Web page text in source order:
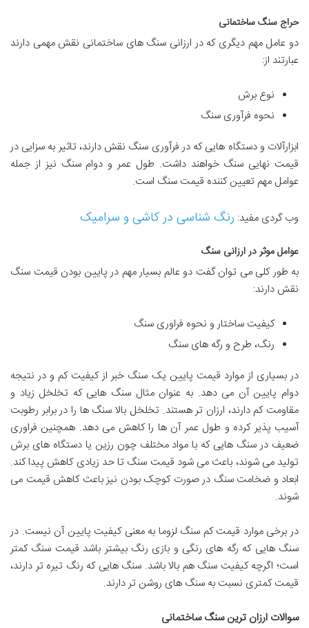
حراج سنگ ساختمانی
دو عامل مهم دیگری که در ارزانی سنگ های ساختمانی نقش مهمی دارند
عبارتند از:
نوع برش
نحوه فرآوری سنگ
ابزارآلات و دستگاه هایی که در فرآوری سنگ نقش دارند، تاثیر به سزایی در
قیمت نهایی سنگ خواهند داشت. طول عمر و دوام سنگ نیز از جمله
عوامل مهم تعیین کننده قیمت سنگ است.
وب گردی مفید: رنگ شناسی در کاشی و سرامیک
عوامل موثر در ارزانی سنگ
به طور کلی می توان گفت دو عالم بسیار مهم در پایین بودن قیمت سنگ
نقش دارند:
کیفیت ساختار و نحوه فراوری سنگ
رنگ، طرح و رگه های سنگ
در بسیاری از موارد قیمت پایین یک سنگ خبر از کیفیت کم و در نتیجه
دوام پایین آن می دهد. به عنوان مثال سنگ هایی که تخلخل زیاد و
مقاومت کم دارند، ارزان تر هستند. تخلخل بالا سنگ ها را در برابر رطوبت
آسیب پذیر کرده و طول عمر آن ها را کاهش می دهد. همچنین فراوری
ضعیف در سنگ هایی که با مواد مختلف چون رزین یا دستگاه های برش
تولید می شوند، باعث می شود قیمت سنگ تا حد زیادی کاهش پیدا کند.
ابعاد و ضخامت سنگ در صورت کوچک بودن نیز باعث کاهش قیمت می
شوند.
در برخی موارد قیمت کم سنگ لزوما به معنی کیفیت پایین آن نیست. در
سنگ هایی که رگه های رنگی و بازی رنگ بیشتر باشد قیمت سنگ کمتر
است؛ اگرچه کیفیت سنگ هم بالا باشد. سنگ هایی که رنگ تیره تر دارند،
قیمت کمتری نسبت به سنگ های روشن تر دارند.
سوالات ارزان ترین سنگ ساختمانی